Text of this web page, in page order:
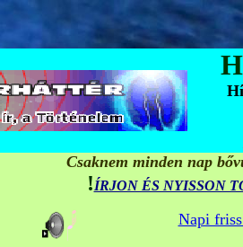
Csaknem minden nap
!ÍRJON ÉS NYISSON
Napi